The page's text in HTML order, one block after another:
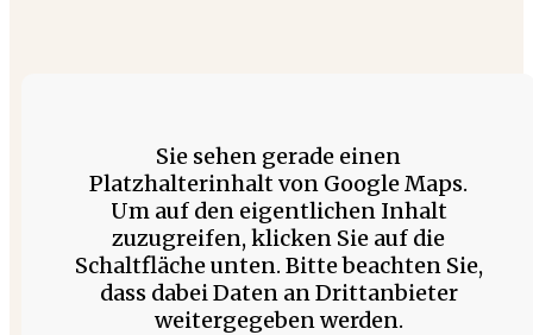
Sie sehen gerade einen
Platzhalterinhalt von Google Maps.
Um auf den eigentlichen Inhalt
zuzugreifen, klicken Sie auf die
Schaltfläche unten. Bitte beachten Sie,
dass dabei Daten an Drittanbieter
weitergegeben werden.